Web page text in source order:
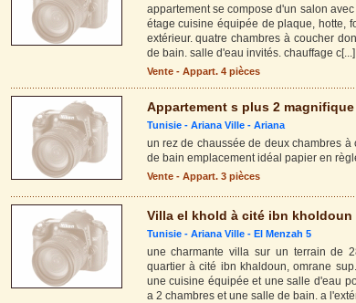
appartement se compose d'un salon
étage cuisine équipée de plaque, hotte,
extérieur. quatre chambres à coucher
de bain. salle d'eau invités. chauffage c[...]
Vente - Appart. 4 pièces
Appartement s plus 2 magnifique
Tunisie - Ariana Ville- Ariana
un rez de chaussée de deux chambres
de bain emplacement idéal papier en
Vente - Appart. 3 pièces
Villa el khold à cité ibn kholdoun
Tunisie - Ariana Ville- El Menzah 5
une charmante villa sur un terrain de
quartier à cité ibn khaldoun, omrane
une cuisine équipée et une salle d'eau
a 2 chambres et une salle de bain. a